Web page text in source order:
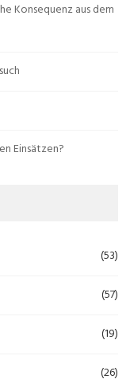
Konsequenz aus dem
Einsätzen?
(53)
(57)
(19)
(26)